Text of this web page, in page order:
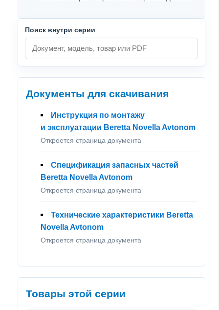
Поиск внутри серии
Документы для скачивания
Инструкция по монтажу
и эксплуатации Beretta Novella Avtonom
Откроется страница документа
Спецификация запасных частей
Beretta Novella Avtonom
Откроется страница документа
Технические характеристики Beretta
Novella Avtonom
Откроется страница документа
Товары этой серии